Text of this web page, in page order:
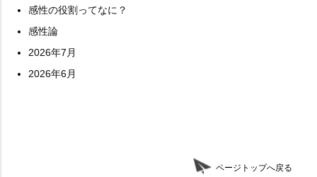
感性の役割ってなに？
感性論
2026年7月
2026年6月
ページトップへ戻る